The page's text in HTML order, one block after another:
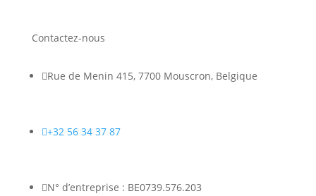
Contactez-nous
Rue de Menin 415, 7700 Mouscron, Belgique
+32 56 34 37 87
N° d’entreprise : BE0739.576.203